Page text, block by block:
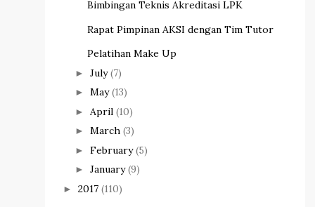
Bimbingan Teknis Akreditasi LPK
Rapat Pimpinan AKSI dengan Tim Tutor
Pelatihan Make Up
► July (7)
► May (13)
► April (10)
► March (3)
► February (5)
► January (9)
► 2017 (110)